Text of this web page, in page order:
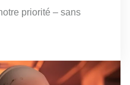
priorité – sans